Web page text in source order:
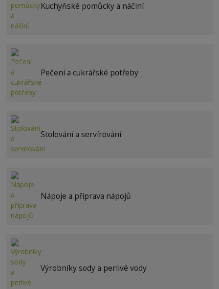
Kuchyňské pomůcky a náčiní
Pečení a cukrářské potřeby
Stolování a servírování
Nápoje a příprava nápojů
Výrobníky sody a perlivé vody